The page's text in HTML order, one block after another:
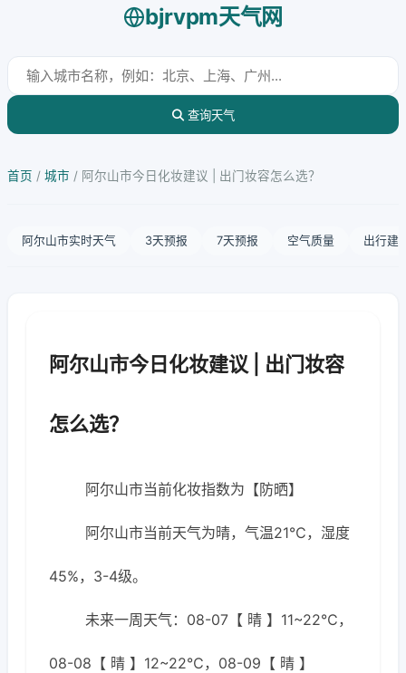
bjrvpm天气网
查询天气
首页 / 城市 / 阿尔山市今日化妆建议 | 出门妆容怎么选？
阿尔山市实时天气 3天预报 7天预报 空气质量 出行建
阿尔山市今日化妆建议 | 出门妆容
怎么选？
阿尔山市当前化妆指数为【防晒】
阿尔山市当前天气为晴，气温21℃，湿度
45%，3-4级。
未来一周天气：08-07【 晴 】11~22℃，
08-08【 晴 】12~22℃，08-09【 晴 】